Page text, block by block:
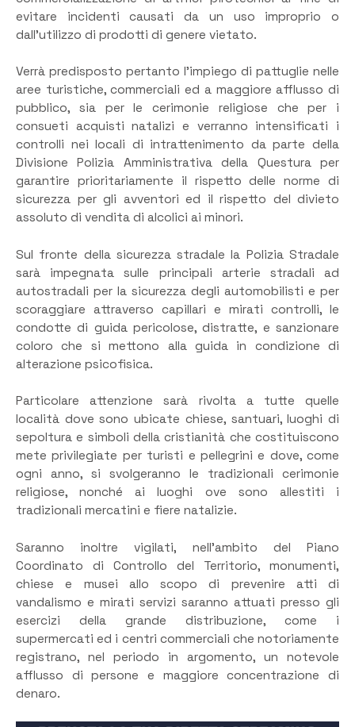
evitare incidenti causati da un uso improprio o
dall’utilizzo di prodotti di genere vietato.
Verrà predisposto pertanto l’impiego di pattuglie nelle
aree turistiche, commerciali ed a maggiore afflusso di
pubblico, sia per le cerimonie religiose che per i
consueti acquisti natalizi e verranno intensificati i
controlli nei locali di intrattenimento da parte della
Divisione Polizia Amministrativa della Questura per
garantire prioritariamente il rispetto delle norme di
sicurezza per gli avventori ed il rispetto del divieto
assoluto di vendita di alcolici ai minori.
Sul fronte della sicurezza stradale la Polizia Stradale
sarà impegnata sulle principali arterie stradali ad
autostradali per la sicurezza degli automobilisti e per
scoraggiare attraverso capillari e mirati controlli, le
condotte di guida pericolose, distratte, e sanzionare
coloro che si mettono alla guida in condizione di
alterazione psicofisica.
Particolare attenzione sarà rivolta a tutte quelle
località dove sono ubicate chiese, santuari, luoghi di
sepoltura e simboli della cristianità che costituiscono
mete privilegiate per turisti e pellegrini e dove, come
ogni anno, si svolgeranno le tradizionali cerimonie
religiose, nonché ai luoghi ove sono allestiti i
tradizionali mercatini e fiere natalizie.
Saranno inoltre vigilati, nell’ambito del Piano
Coordinato di Controllo del Territorio, monumenti,
chiese e musei allo scopo di prevenire atti di
vandalismo e mirati servizi saranno attuati presso gli
esercizi della grande distribuzione, come i
supermercati ed i centri commerciali che notoriamente
registrano, nel periodo in argomento, un notevole
afflusso di persone e maggiore concentrazione di
denaro.